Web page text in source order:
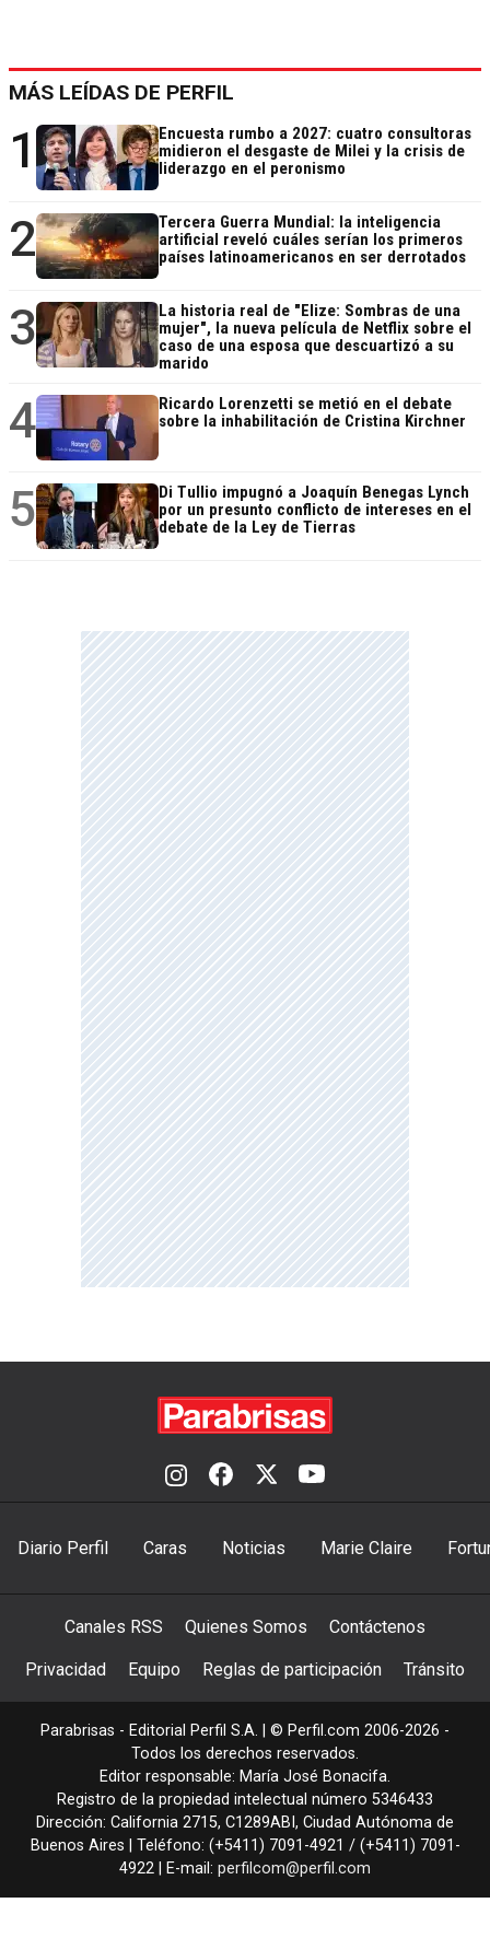
MÁS LEÍDAS DE PERFIL
1
Encuesta rumbo a 2027: cuatro consultoras
midieron el desgaste de Milei y la crisis de
liderazgo en el peronismo
2
Tercera Guerra Mundial: la inteligencia
artificial reveló cuáles serían los primeros
países latinoamericanos en ser derrotados
3
La historia real de "Elize: Sombras de una
mujer", la nueva película de Netflix sobre el
caso de una esposa que descuartizó a su
marido
4
Ricardo Lorenzetti se metió en el debate
sobre la inhabilitación de Cristina Kirchner
5
Di Tullio impugnó a Joaquín Benegas Lynch
por un presunto conflicto de intereses en el
debate de la Ley de Tierras
Diario Perfil Caras Noticias Marie Claire
Canales RSS Quienes Somos Contáctenos
Privacidad Equipo Reglas de participación Tránsito
Parabrisas - Editorial Perfil S.A. | © Perfil.com 2006-2026 -
Todos los derechos reservados.
Editor responsable: María José Bonacifa.
Registro de la propiedad intelectual número 5346433
Dirección: California 2715, C1289ABI , Ciudad Autónoma de
Buenos Aires | Teléfono: (+5411) 7091-4921 / (+5411) 7091-
4922 | E-mail: perfilcom@perfil.com